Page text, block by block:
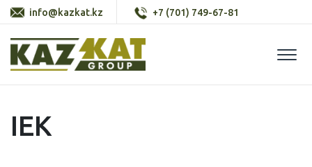
info@kazkat.kz +7 (701) 749-67-81
IEK